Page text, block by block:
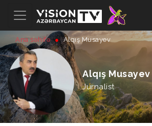
Ana səhifə Alqış Musayev
Alqış Musayev
Jurnalist